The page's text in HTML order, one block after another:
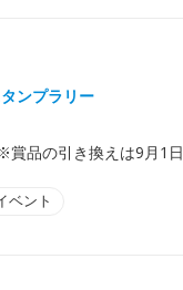
ンプラリー
品の引き換えは9月1日
ベント